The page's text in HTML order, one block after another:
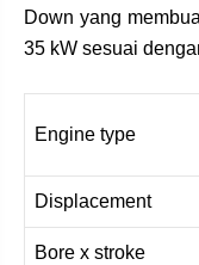
Down yang
35 kW sesuai
Engine type
Displacement
Bore x stroke